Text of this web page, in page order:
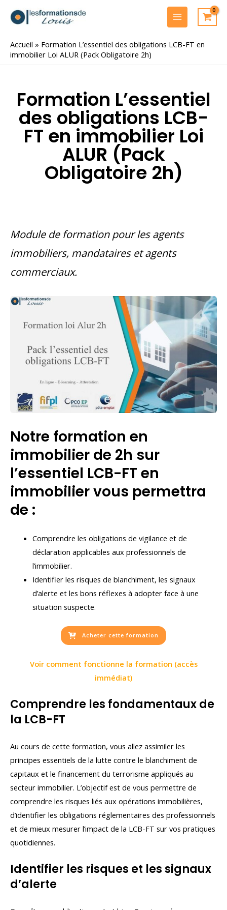
MAIN
MENU
Accueil » Formation L’essentiel des obligations LCB-FT en
immobilier Loi ALUR (Pack Obligatoire 2h)
Formation L’essentiel
des obligations LCB-
FT en immobilier Loi
ALUR (Pack
Obligatoire 2h)
Module de formation pour les agents
immobiliers, mandataires et agents
commerciaux.
Notre formation en
immobilier de 2h sur
l’essentiel LCB-FT en
immobilier vous permettra
de :
Comprendre les obligations de vigilance et de
déclaration applicables aux professionnels de
l’immobilier.
Identifier les risques de blanchiment, les signaux
d’alerte et les bons réflexes à adopter face à une
situation suspecte.
Acheter cette formation
Voir comment fonctionne la formation (accès
immédiat)
Comprendre les fondamentaux de
la LCB-FT
Au cours de cette formation, vous allez assimiler les
principes essentiels de la lutte contre le blanchiment de
capitaux et le financement du terrorisme appliqués au
secteur immobilier. L’objectif est de vous permettre de
comprendre les risques liés aux opérations immobilières,
d’identifier les obligations réglementaires des professionnels
et de mieux mesurer l’impact de la LCB-FT sur vos pratiques
quotidiennes.
Identifier les risques et les signaux
d’alerte